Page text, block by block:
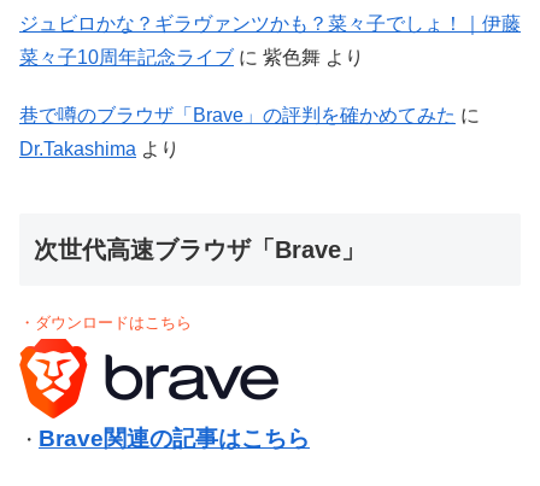
ジュビロかな？ギラヴァンツかも？菜々子でしょ！｜伊藤
菜々子10周年記念ライブ に 紫色舞 より
巷で噂のブラウザ「Brave」の評判を確かめてみた に
Dr.Takashima より
次世代高速ブラウザ「Brave」
・ダウンロードはこちら
・ Brave関連の記事はこちら